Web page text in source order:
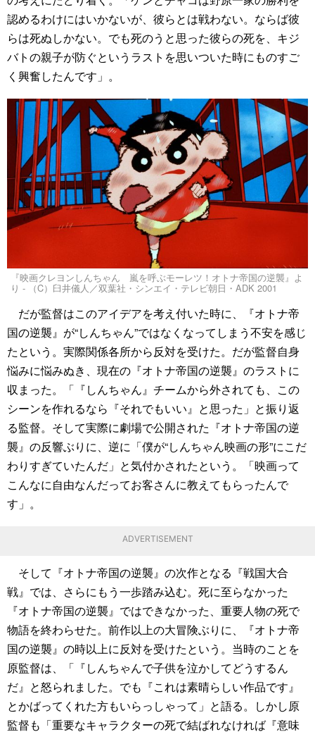
認めるわけにはいかないが、彼らとは戦わない。ならば彼
らは死ぬしかない。でも死のうと思った彼らの死を、キジ
バトの親子が防ぐというラストを思いついた時にものすご
く興奮したんです」。
『映画クレヨンしんちゃん 嵐を呼ぶモーレツ！オトナ帝国の逆襲』よ
り - （C）臼井儀人／双葉社・シンエイ・テレビ朝日・ADK 2001
だが監督はこのアイデアを考え付いた時に、『オトナ帝
国の逆襲』が“しんちゃん”ではなくなってしまう不安を感じ
たという。実際関係各所から反対を受けた。だが監督自身
悩みに悩みぬき、現在の『オトナ帝国の逆襲』のラストに
収まった。「『しんちゃん』チームから外されても、この
シーンを作れるなら『それでもいい』と思った」と振り返
る監督。そして実際に劇場で公開された『オトナ帝国の逆
襲』の反響ぶりに、逆に「僕が“しんちゃん映画の形”にこだ
わりすぎていたんだ」と気付かされたという。「映画って
こんなに自由なんだってお客さんに教えてもらったんで
す」。
ADVERTISEMENT
そして『オトナ帝国の逆襲』の次作となる『戦国大合
戦』では、さらにもう一歩踏み込む。死に至らなかった
『オトナ帝国の逆襲』ではできなかった、重要人物の死で
物語を終わらせた。前作以上の大冒険ぶりに、『オトナ帝
国の逆襲』の時以上に反対を受けたという。当時のことを
原監督は、「『しんちゃんで子供を泣かしてどうするん
だ』と怒られました。でも『これは素晴らしい作品です』
とかばってくれた方もいらっしゃって」と語る。しかし原
監督も「重要なキャラクターの死で結ばれなければ『意味